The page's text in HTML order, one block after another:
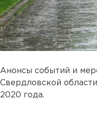
Анонсы событий и
Свердловской
2020 года.